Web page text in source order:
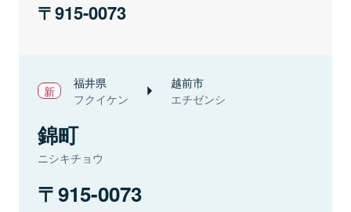
915-0073
福井県
フクイケン
越前市
エチゼンシ
錦町
ニシキチョウ
915-0073